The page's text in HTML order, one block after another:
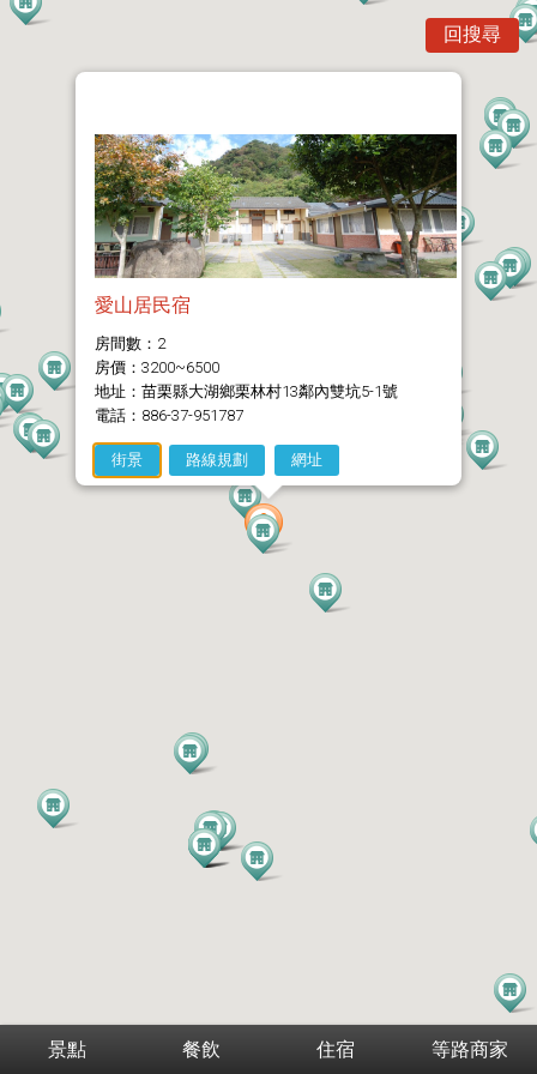
景點 餐飲 住宿 等路商家
回搜尋
愛山居民宿
房間數：2
房價：3200~6500
地址：苗栗縣大湖鄉栗林村13鄰內雙坑5-1號
電話：886-37-951787
街景 路線規劃 網址